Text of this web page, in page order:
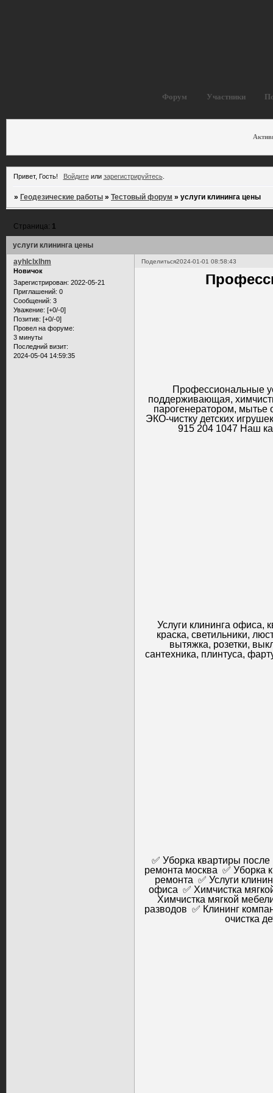
Форум Участники
Привет, Гость! Войдитеили зарегистрируйтесь.
»Геодезические работы »Тестовый форум »услуги клининга цены
услуги клининга цены
Страница: 1
Поделиться2024-01-01 08:58:43
ayhlclxlhm
Новичок
Зарегистрирован: 2022-05-21
Приглашений: 0
Сообщений: 3
Уважение: [+0/-0]
Позитив: [+0/-0]
Провел на форуме:
3 минуты
Последний визит:
2024-05-04 14:59:35
Профессиональные
поддерживающая,
парогенератором, мытье
ЭКО-чистку детских
915 204 1047 Наш
Услуги клининга офиса,
краска, светильники,
вытяжка, розетки,
сантехника, плинтуса,
✅ Уборка квартиры
ремонта москва ✅ Уборка
ремонта ✅ Услуги
офиса ✅ Химчистка
Химчистка мягкой
разводов ✅ Клининг
очистка